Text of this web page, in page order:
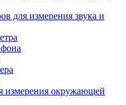
для измерения звука и
измерения окружающей